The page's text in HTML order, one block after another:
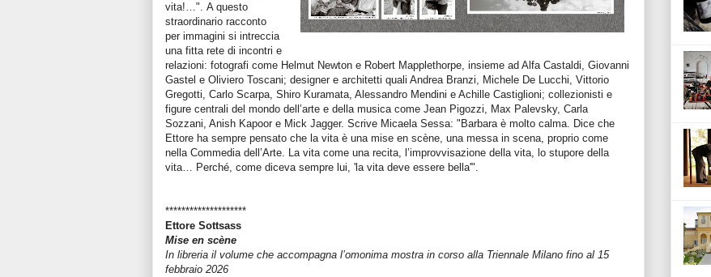
vita!…". A questo
straordinario racconto
per immagini si intreccia
una fitta rete di incontri e
relazioni: fotografi come Helmut Newton e Robert Mapplethorpe, insieme ad Alfa Castaldi, Giovanni
Gastel e Oliviero Toscani; designer e architetti quali Andrea Branzi, Michele De Lucchi, Vittorio
Gregotti, Carlo Scarpa, Shiro Kuramata, Alessandro Mendini e Achille Castiglioni; collezionisti e
figure centrali del mondo dell’arte e della musica come Jean Pigozzi, Max Palevsky, Carla
Sozzani, Anish Kapoor e Mick Jagger. Scrive Micaela Sessa: "Barbara è molto calma. Dice che
Ettore ha sempre pensato che la vita è una mise en scène, una messa in scena, proprio come
nella Commedia dell’Arte. La vita come una recita, l’improvvisazione della vita, lo stupore della
vita… Perché, come diceva sempre lui, 'la vita deve essere bella'".
********************
Ettore Sottsass
Mise en scène
In libreria il volume che accompagna l’omonima mostra in corso alla Triennale Milano fino al 15
febbraio 2026